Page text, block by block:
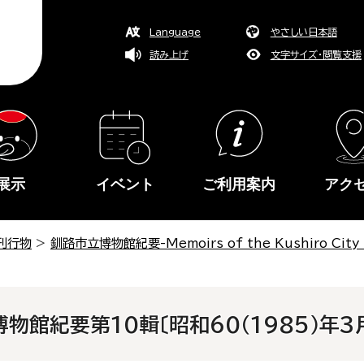
Language やさしい日本語
読み上げ 文字サイズ・閲覧支援
示 イベント ご利用案内 アク
行物 > 釧路市立博物館紀要-Memoirs of the Kushiro
物館紀要第10輯〔昭和60（1985）年3